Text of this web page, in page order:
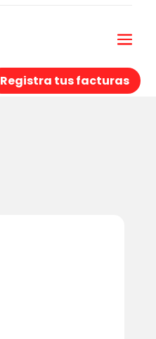
Registra tus facturas